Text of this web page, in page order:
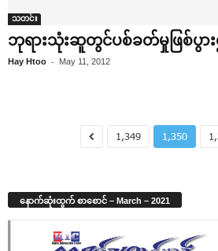
သတင်း
ဘုရားသုံးဆူတွင်ပစ်ခတ်မှုဖြစ်ပွ
Hay Htoo - May 11, 2012
1,349 1,350
နောက်ဆုံးထွက် စာစောင် – March – 2021